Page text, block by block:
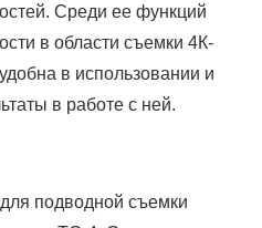
Среди ее функций
в области съемки 4К-
в использовании и
в работе с ней.
подводной съемки